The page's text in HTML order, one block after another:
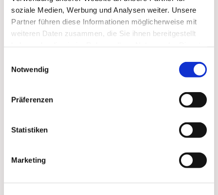
soziale Medien, Werbung und Analysen weiter. Unsere
Partner führen diese Informationen möglicherweise mit
weiteren Daten zusammen, die Sie ihnen bereitgestellt
Notwendig
Präferenzen
Statistiken
Marketing
Dies könnte Sie auch